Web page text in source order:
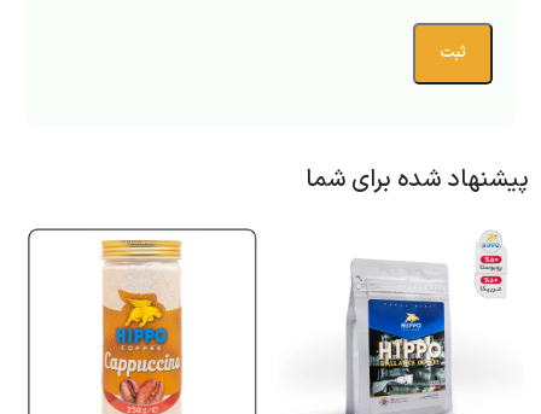
پیشنهاد شده برای شما